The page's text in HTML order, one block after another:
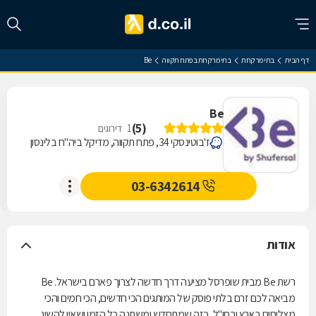
דף הבית בתי מרקחת בתי מרקחת בפתח תקווה Be
Be
(
5
)
1 דירוגים
ז'בוטינסקי 34, פתח תקווה, מדיקל ביה"ח בלינסון
03-6342614
אודות
רשת Be מבית שופרסל מציעה דרך חדשה לצרוך פארם בישראל. Be
מביאה לכם זרם בלתי פוסק של המותגים הכי חדשים, הכי חמים והכי